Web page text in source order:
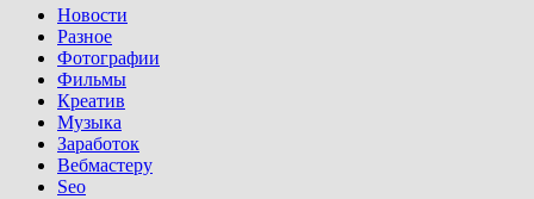
Новости
Разное
Фотографии
Фильмы
Креатив
Музыка
Заработок
Вебмастеру
Seo